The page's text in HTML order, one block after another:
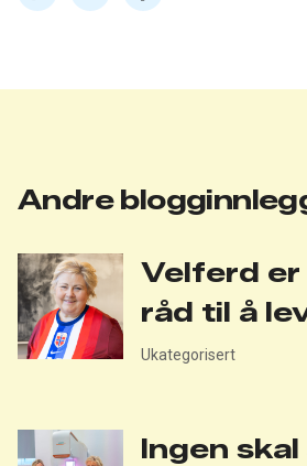
link
på
på
Andre
Velferd er
råd til å
Ukategorisert
Ingen